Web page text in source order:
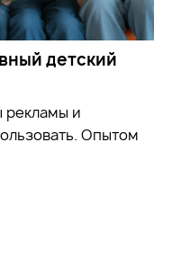
детский
рекламы и
Опытом